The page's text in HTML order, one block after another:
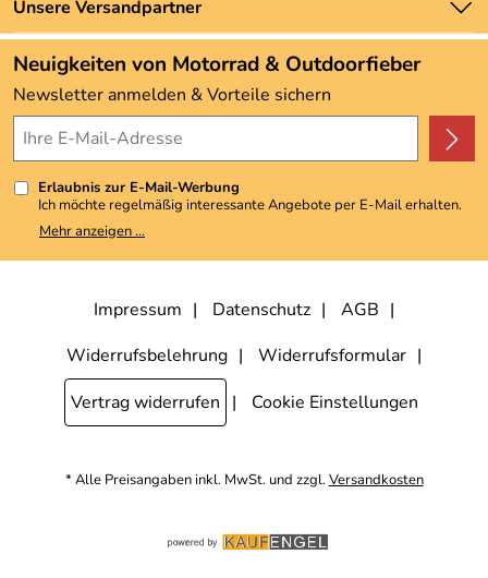
Zahlung und Versand
Neu
Angebote
Kundenbewertungen (3.493)
4,9/5*****
Unsere Versandpartner
Neuigkeiten von Motorrad & Outdoorfieber
Newsletter anmelden & Vorteile sichern
Erlaubnis zur E-Mail-Werbung
Ich möchte regelmäßig interessante Angebote per E-Mail erhalten.
Meine E-Mail-Adresse wird nicht an andere Unternehmen
weitergegeben. Zu statistischen Zwecken wird in anonymer Form
kann ich jederzeit mit Wirkung für die Zukunft widerrufen, indem ich
den Link "Abmelden" am Ende des Newsletters anklicke. Die
Mehr anzeigen ...
Impressum Datenschutz
AGB
Widerrufsbelehrung
Widerrufsformular
Vertrag widerrufen
Cookie Einstellungen
* Alle Preisangaben inkl. MwSt. und zzgl.Versandkosten